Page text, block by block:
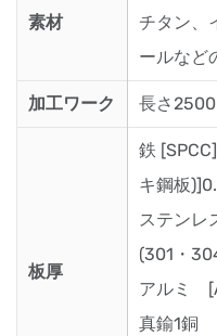
素材
チタン、
ールなど
加工ワーク 長さ
板厚
鉄
キ鋼板
ステン
(301・
アルミ
真鍮1銅